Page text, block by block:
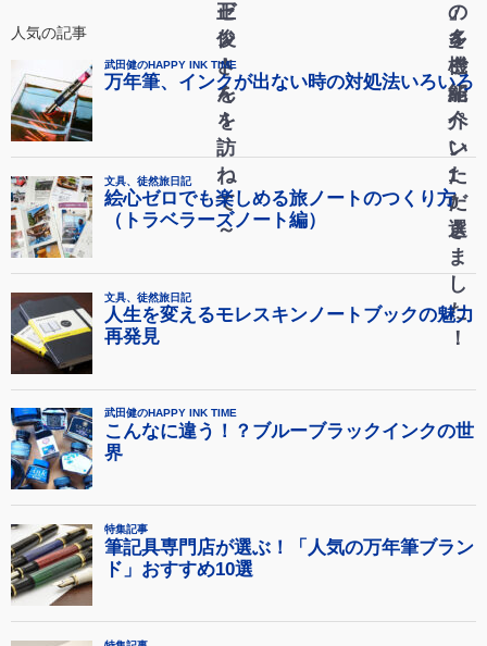
正
俊
さ
ん
を
訪
ね
て
～
」
を
ご
紹
介
い
た
だ
き
ま
し
た
！
ゼ
ン
ト
を
！
の
多
機
能
ペ
ン
1
0
選
人気の記事